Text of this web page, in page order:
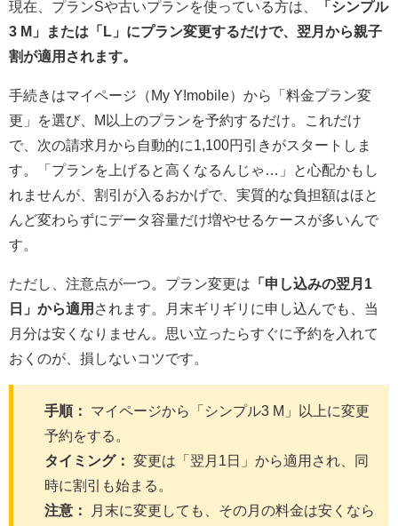
現在、プランSや古いプランを使っている方は、
「シンプル
3 M」または「L」にプラン変更するだけで、翌月から親子
割が適用されます。
手続きはマイページ（My Y!mobile）から「料金プラン変
更」を選び、M以上のプランを予約するだけ。これだけ
で、次の請求月から自動的に1,100円引きがスタートしま
す。「プランを上げると高くなるんじゃ…」と心配かもし
れませんが、割引が入るおかげで、実質的な負担額はほと
んど変わらずにデータ容量だけ増やせるケースが多いんで
す。
ただし、注意点が一つ。プラン変更は 「申し込みの翌月1
日」から適用 されます。月末ギリギリに申し込んでも、当
月分は安くなりません。思い立ったらすぐに予約を入れて
おくのが、損しないコツです。
手順：
マイページから「シンプル3 M」以上に変更
予約をする。
タイミング：
変更は「翌月1日」から適用され、同
時に割引も始まる。
注意：
月末に変更しても、その月の料金は安くなら